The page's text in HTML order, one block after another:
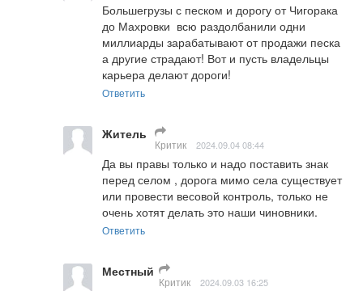
Большегрузы с песком и дорогу от Чигорака
до Махровки  всю раздолбанили одни
миллиарды зарабатывают от продажи песка
а другие страдают! Вот и пусть владельцы
карьера делают дороги!
Ответить
Житель
Критик 2024.09.04 08:44
Да вы правы только и надо поставить знак
перед селом , дорога мимо села существует
или провести весовой контроль, только не
очень хотят делать это наши чиновники.
Ответить
Местный
Критик 2024.09.03 16:25